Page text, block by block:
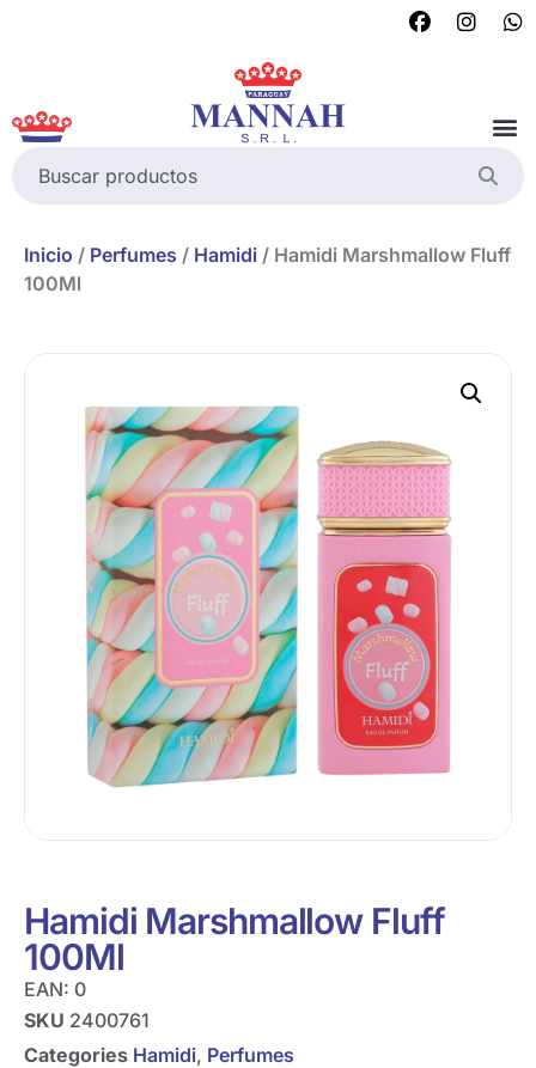
Inicio / Perfumes / Hamidi / Hamidi Marshmallow Fluff
100Ml
Hamidi Marshmallow Fluff
100Ml
EAN: 0
SKU 2400761
Categories Hamidi, Perfumes